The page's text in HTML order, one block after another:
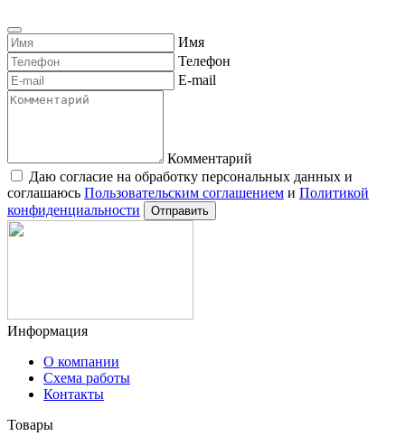
Имя
Телефон
E-mail
Комментарий
Даю согласие на обработку персональных данных и
соглашаюсь Пользовательским соглашением и Политикой
конфиденциальности
Отправить
Информация
О компании
Схема работы
Контакты
Товары